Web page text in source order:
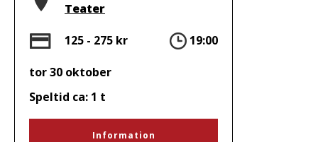
Teater
Pris
125 - 275 kr Tid
19:00
tor 30 oktober
Speltid ca: 1 t
Information